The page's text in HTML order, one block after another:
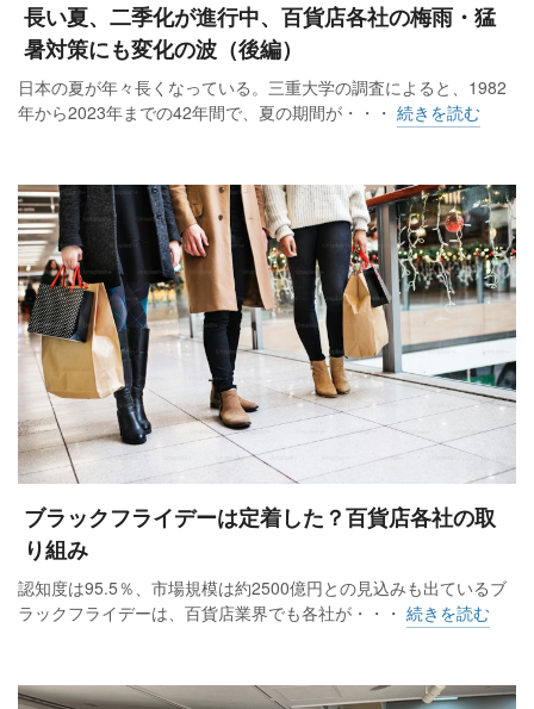
長い夏、二季化が進行中、百貨店各社の梅雨・猛
暑対策にも変化の波（後編）
日本の夏が年々長くなっている。三重大学の調査によると、1982
年から2023年までの42年間で、夏の期間が・・・ 続きを読む
ブラックフライデーは定着した？百貨店各社の取
り組み
認知度は95.5％、市場規模は約2500億円との見込みも出ているブ
ラックフライデーは、百貨店業界でも各社が・・・ 続きを読む